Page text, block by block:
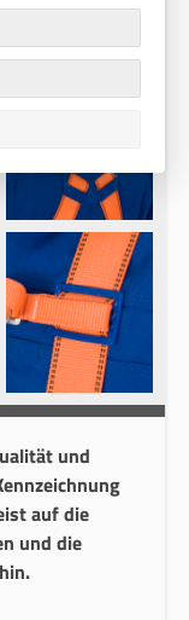
und
auf die
und die